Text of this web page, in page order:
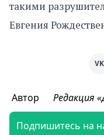
такими
Евгения
VK
Автор Редакция
Подпишитесь на